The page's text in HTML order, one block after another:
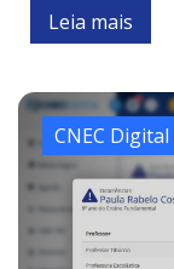
Leia mais
CNEC Digital